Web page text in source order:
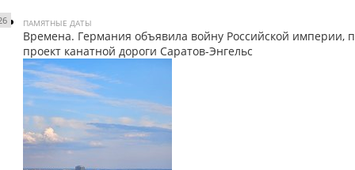
ПАМЯТНЫЕ ДАТЫ
Времена. Германия объявила войну Российской империи,
проект канатной дороги Саратов-Энгельс